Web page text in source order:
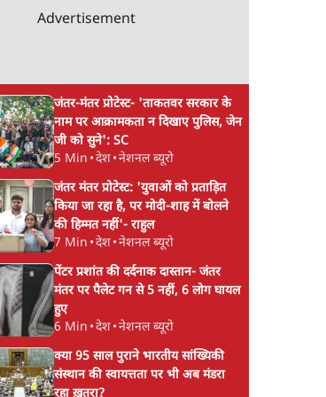
Advertisement
जंतर-मंतर प्रोटेस्ट- 'ताकतवर सरकार के
नाम पर आक्रामकता न दिखाए पुलिस, जेन
जी को सुने': SC
5 Min •देश•नेशनल ब्यूरो
जंतर मंतर प्रोटेस्ट: 'युवाओं को प्रताड़ित
किया जा रहा है, पर मोदी-शाह में बोलने
की हिम्मत नहीं'- राहुल
7 Min •देश•नेशनल ब्यूरो
पेंटर प्रशांत की दर्दनाक दास्तान- जंतर
मंतर पर पैलेट गन से 5 नहीं, 6 लोग घायल
हुए
6 Min •देश•नेशनल ब्यूरो
क्या 95 साल पुराने भारतीय सांख्यिकी
संस्थान की स्वायत्तता पर भी अब मंडरा